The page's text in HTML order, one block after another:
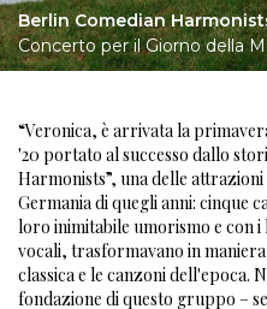
Berlin Comedian
Concerto per il Giorno della
“Veronica, è arrivata la
'20 portato al successo dallo
Harmonists”, una delle
Germania di quegli anni: cinque
loro inimitabile umorismo e con
vocali, trasformavano in
classica e le canzoni dell'epoca.
fondazione di questo gruppo –